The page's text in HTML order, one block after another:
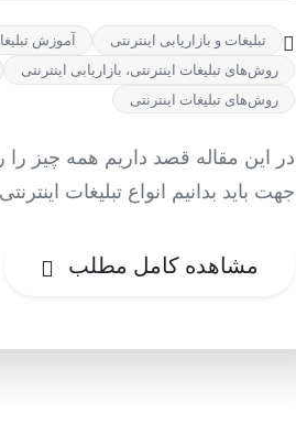
تبلیغات و بازاریابی اینترنتی آموزش
روش‌های تبلیغات اینترنتی، بازاریابی اینترنتی
روش‌های تبلیغات اینترنتی
در این مقاله قصد داریم همه چیز را
جهت باید بدانیم انواع تبلیغات
مشاهده کامل مطلب